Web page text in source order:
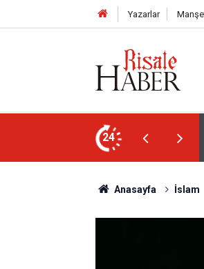
Yazarlar
24
bu kelime ile saadet-i ebediye
Anasayfa İslam